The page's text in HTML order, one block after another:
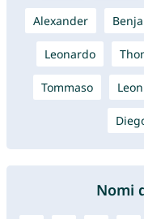
Alexander
Leonardo
Tommaso Leon
Nomi